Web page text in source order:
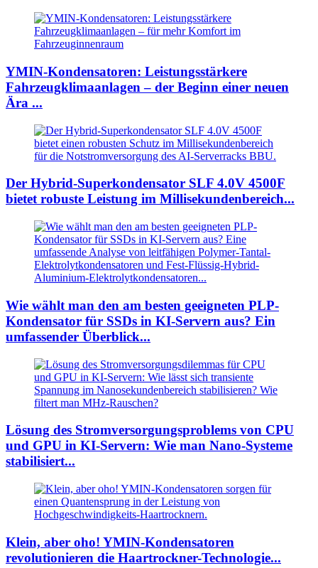
YMIN-Kondensatoren: Leistungsstärkere
Fahrzeugklimaanlagen – der Beginn einer neuen
Ära ...
Der Hybrid-Superkondensator SLF 4.0V 4500F
bietet robuste Leistung im Millisekundenbereich...
Wie wählt man den am besten geeigneten PLP-
Kondensator für SSDs in KI-Servern aus? Ein
umfassender Überblick...
Lösung des Stromversorgungsproblems von CPU
und GPU in KI-Servern: Wie man Nano-Systeme
stabilisiert...
Klein, aber oho! YMIN-Kondensatoren
revolutionieren die Haartrockner-Technologie...